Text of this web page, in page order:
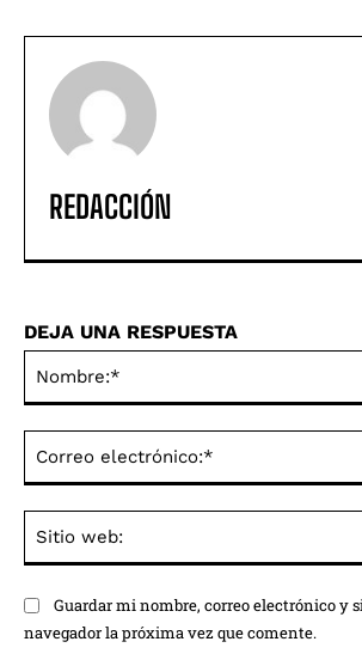
REDACCIÓN
DEJA UNA RESPUESTA
Guardar mi nombre, correo electrónico y
navegador la próxima vez que comente.